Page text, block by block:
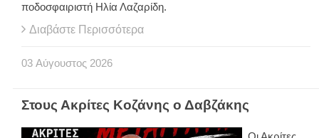
ποδοσφαιριστή Ηλία Λαζαρίδη.
Διαβάστε Περισσότερα
03 Αύγουστος 2026
Στους Ακρίτες Κοζάνης ο Δαβζάκης